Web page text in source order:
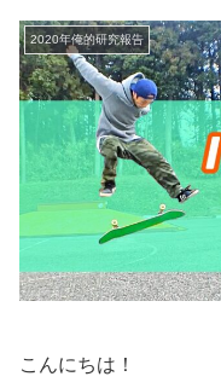
2020年俺的研究報告
こんにちは！